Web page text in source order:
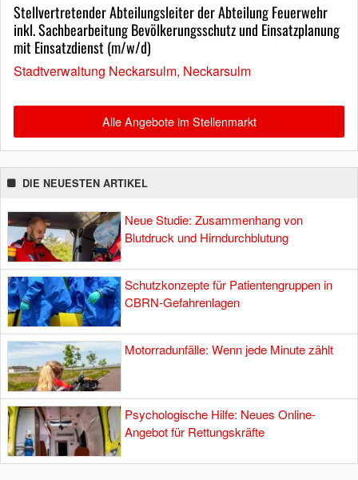
Stellvertretender Abteilungsleiter der Abteilung Feuerwehr
inkl. Sachbearbeitung Bevölkerungsschutz und Einsatzplanung
mit Einsatzdienst (m/w/d)
Stadtverwaltung Neckarsulm, Neckarsulm
Alle Angebote im Stellenmarkt
DIE NEUESTEN ARTIKEL
Neue Studie: Zusammenhang von
Blutdruck und Hirndurchblutung
Schutzkonzepte für Patientengruppen in
CBRN-Gefahrenlagen
Motorradunfälle: Wenn jede Minute zählt
Psychologische Hilfe: Neues Online-
Angebot für Rettungskräfte